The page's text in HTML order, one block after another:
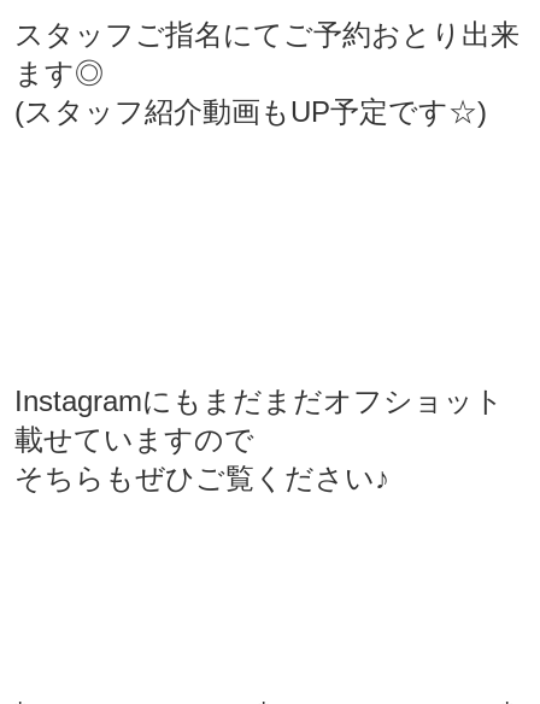
スタッフご指名にてご予約おとり出来
ます◎
(スタッフ紹介動画もUP予定です☆)
Instagramにもまだまだオフショット
載せていますので
そちらもぜひご覧ください♪